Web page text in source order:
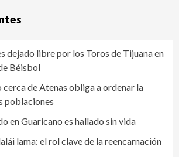
dejado libre por los Toros de Tijuana en
Béisbol
cerca de Atenas obliga a ordenar la
poblaciones
en Guaricano es hallado sin vida
lama: el rol clave de la reencarnación